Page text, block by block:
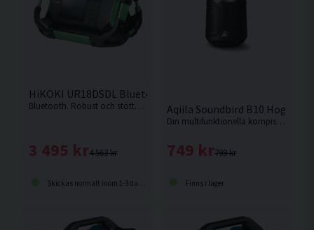
HiKOKI UR18DSDL Bluetooth Radio DAB 14,4-18V
Bluetooth. Robust och stöttålig radio med många funktioner och bra ljud. Levereras utan batteri och laddare.
4 563 kr
3 495 kr
Skickas normalt inom 1-3 dagar
Aqiila Soundbird B10
Din multifunktionella kompis – Soundbird B10 sätter stämningen på vilken resa eller campingplats som helst.
799 kr
749 kr
Finns i lager